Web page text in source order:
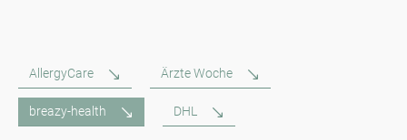
AllergyCare Ärzte Woche
breazy-health DHL